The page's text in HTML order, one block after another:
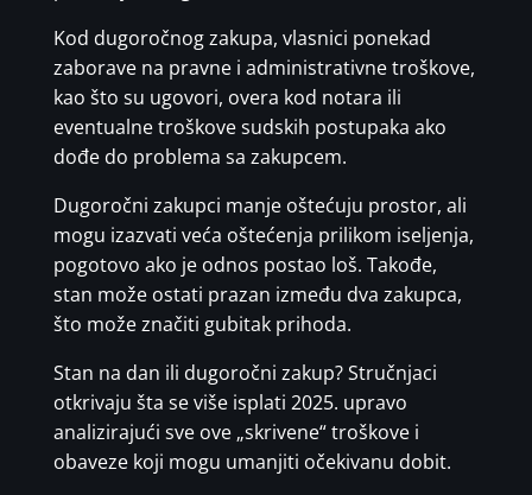
Kod dugoročnog zakupa, vlasnici ponekad
zaborave na pravne i administrativne troškove,
kao što su ugovori, overa kod notara ili
eventualne troškove sudskih postupaka ako
dođe do problema sa zakupcem.
Dugoročni zakupci manje oštećuju prostor, ali
mogu izazvati veća oštećenja prilikom iseljenja,
pogotovo ako je odnos postao loš. Takođe,
stan može ostati prazan između dva zakupca,
što može značiti gubitak prihoda.
Stan na dan ili dugoročni zakup? Stručnjaci
otkrivaju šta se više isplati 2025. upravo
analizirajući sve ove „skrivene“ troškove i
obaveze koji mogu umanjiti očekivanu dobit.